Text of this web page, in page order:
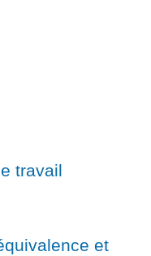
travail
et